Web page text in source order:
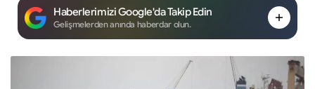
Haberlerimizi Google'da Takip Edin
Gelişmelerden anında haberdar olun.